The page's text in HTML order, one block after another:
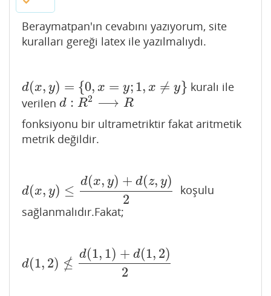
Beraymatpan'ın cevabını yazıyorum, site
kuralları gereği latex ile yazılmalıydı.
d(x, y) = {0, x = y;1, x ≠ y}
d(x,y) ={0 ,x= y;1, x≠ y}
kuralı ile
verilen d : R2 ⟶ R
d: R 2⟶ R
fonksiyonu bir ultrametriktir fakat aritmetik
metrik değildir.
d(x, y) ≤
d(x, y) + d(z, y)
2
d(x,y) ≤d x,y +d(z,y)2
koşulu
sağlanmalıdır.Fakat;
d(1, 2) ≰ d(1, 1) + d(1, 2)
2
d(1,2 )≰d (1, 1)+d(1,2)2